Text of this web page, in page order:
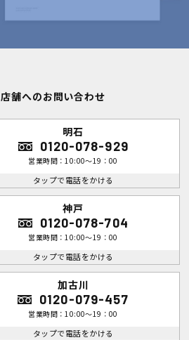
店舗へのお問い合わせ
明石
0120-078-929
営業時間：10:00～19：00
タップで電話をかける
神戸
0120-078-704
営業時間：10:00～19：00
タップで電話をかける
加古川
0120-079-457
営業時間：10:00～19：00
タップで電話をかける